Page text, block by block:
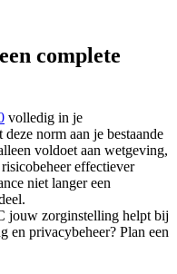
complete
volledig in je
norm aan je bestaande
voldoet aan wetgeving,
effectiever
niet langer een
jouw zorginstelling helpt bij
en privacybeheer? Plan een